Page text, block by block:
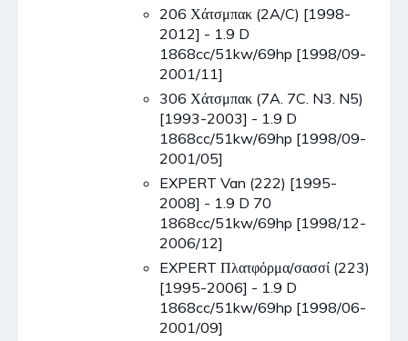
206 Χάτσμπακ (2A/C) [1998-
2012] - 1.9 D
1868cc/51kw/69hp [1998/09-
2001/11]
306 Χάτσμπακ (7A. 7C. N3. N5)
[1993-2003] - 1.9 D
1868cc/51kw/69hp [1998/09-
2001/05]
EXPERT Van (222) [1995-
2008] - 1.9 D 70
1868cc/51kw/69hp [1998/12-
2006/12]
EXPERT Πλατφόρμα/σασσί (223)
[1995-2006] - 1.9 D
1868cc/51kw/69hp [1998/06-
2001/09]